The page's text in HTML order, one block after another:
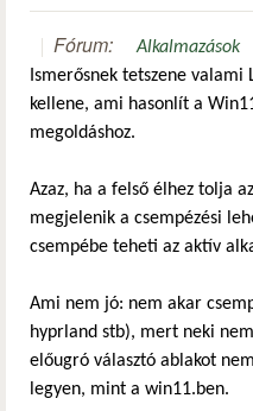
Fórum:
Alkalmazások
Ismerősnek tetszene valami
kellene, ami hasonlít a
megoldáshoz.
Azaz, ha a felső élhez tolja
megjelenik a csempézési
csempébe teheti az aktív
Ami nem jó: nem akar
hyprland stb), mert neki
előugró választó ablakot
legyen, mint a win11.ben.